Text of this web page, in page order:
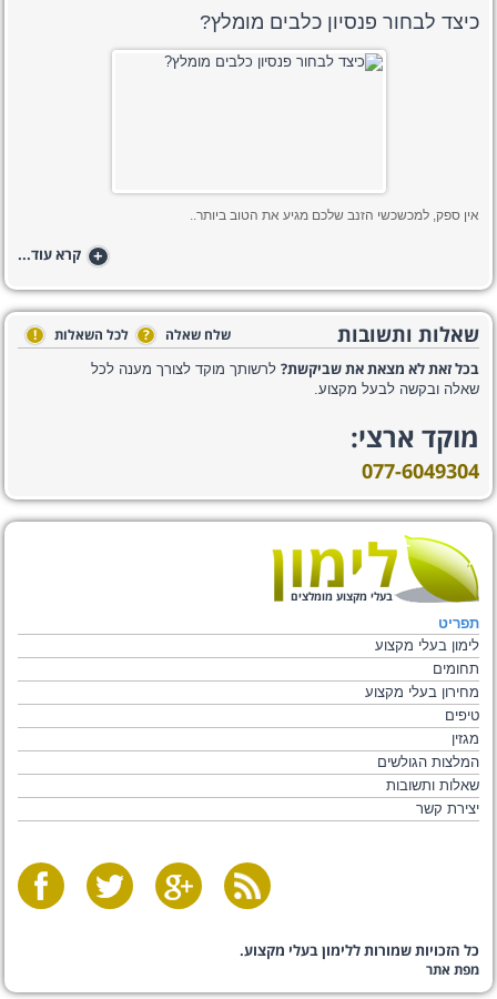
​כיצד לבחור פנסיון כלבים מומלץ?
אין ספק, למכשכשי הזנב שלכם מגיע את הטוב ביותר..
+ קרא עוד...
שאלות ותשובות לכל השאלות ! שלח שאלה ?
בכל זאת לא מצאת את שביקשת? לרשותך מוקד לצורך מענה לכל
שאלה ובקשה לבעל מקצוע.
מוקד ארצי:
077-6049304
בעלי מקצוע מומלצים
תפריט
לימון בעלי מקצוע
תחומים
מחירון בעלי מקצוע
טיפים
מגזין
המלצות הגולשים
שאלות ותשובות
יצירת קשר
כל הזכויות שמורות ללימון בעלי מקצוע.
מפת אתר